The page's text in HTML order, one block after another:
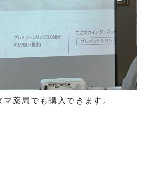
薬局でも購入できます。